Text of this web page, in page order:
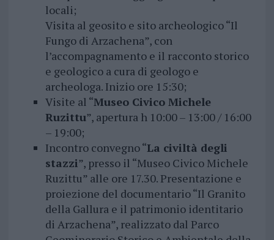
locali;
Visita al geosito e sito archeologico “Il
Fungo di Arzachena”, con
l’accompagnamento e il racconto storico
e geologico a cura di geologo e
archeologa. Inizio ore 15:30;
Visite al “Museo Civico Michele
Ruzittu”, apertura h 10:00 – 13:00 / 16:00
– 19:00;
Incontro convegno “La civiltà degli
stazzi”, presso il “Museo Civico Michele
Ruzittu” alle ore 17.30. Presentazione e
proiezione del documentario “Il Granito
della Gallura e il patrimonio identitario
di Arzachena”, realizzato dal Parco